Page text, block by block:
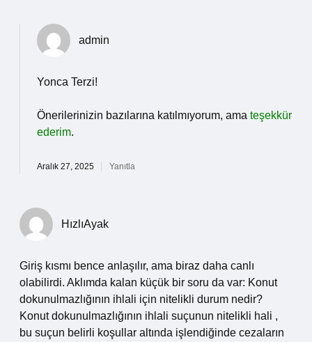
admin
Yonca Terzi!
Önerilerinizin bazılarına katılmıyorum, ama teşekkür
ederim.
Aralık 27, 2025 Yanıtla
HızlıAyak
Giriş kısmı bence anlaşılır, ama biraz daha canlı
olabilirdi. Aklımda kalan küçük bir soru da var: Konut
dokunulmazlığının ihlali için nitelikli durum nedir?
Konut dokunulmazlığının ihlali suçunun nitelikli hali ,
bu suçun belirli koşullar altında işlendiğinde cezaların